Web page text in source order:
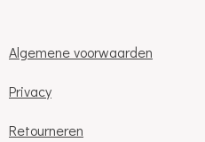
Algemene voorwaarden
Privacy
Retourneren